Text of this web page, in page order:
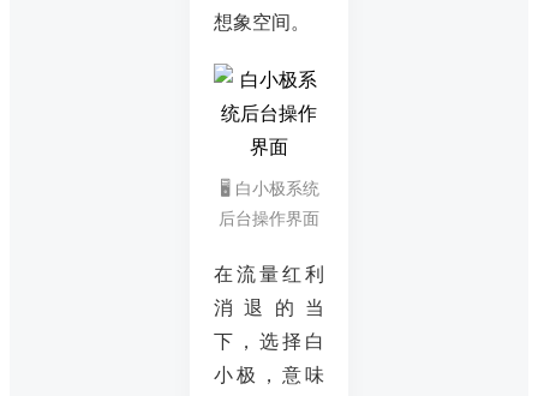
想象空间。
🖥️ 白小极系统
后台操作界面
在流量红利
消退的当
下，选择白
小极，意味